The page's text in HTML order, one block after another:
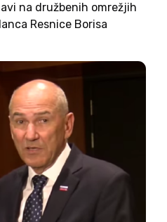
na družbenih omrežjih
Resnice Borisa
Zanj zahteva
poudarja, da...